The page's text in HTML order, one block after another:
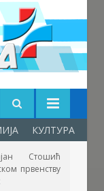
КУЛТУРА
Стошић
првенству